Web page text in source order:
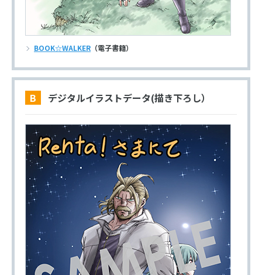
BOOK☆WALKER （電子書籍）
B デジタルイラストデータ(描き下ろし）